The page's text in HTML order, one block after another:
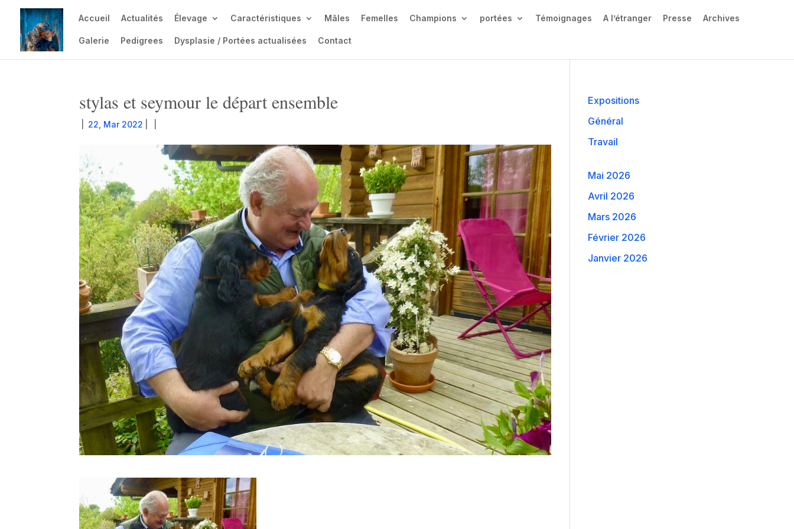
Accueil Actualités Élevage Caractéristiques Mâles Femelles Champions portées Témoignages A l’étranger Presse Archives
Galerie Pedigrees Dysplasie / Portées actualisées Contact
stylas et seymour le départ ensemble
22, Mar 2022
Expositions
Général
Travail
Mai 2026
Avril 2026
Mars 2026
Février 2026
Janvier 2026